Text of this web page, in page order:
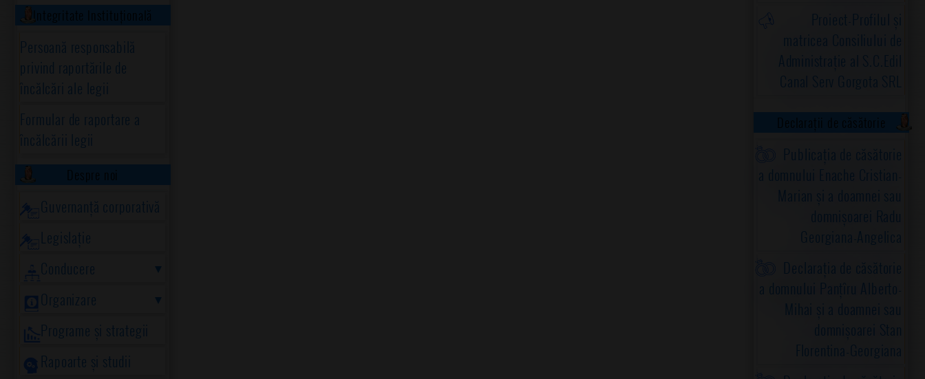
Integritate Instituțională
Persoană responsabilă
privind raportările de
încălcări ale legii
Formular de raportare a
încălcării legii
Despre noi
Guvernanță corporativă
Legislație
Conducere
Organizare
Programe și strategii
Rapoarte și studii
Proiect-Profilul și
matricea Consiliului de
Administrație al S.C.Edil
Canal Serv Gorgota SRL
Declarații de căsătorie
Publicația de căsătorie
a domnului Enache Cristian-
Marian și a doamnei sau
domnișoarei Radu
Georgiana-Angelica
Declarația de căsătorie
a domnului Panțîru Alberto-
Mihai și a doamnei sau
domnișoarei Stan
Florentina-Georgiana